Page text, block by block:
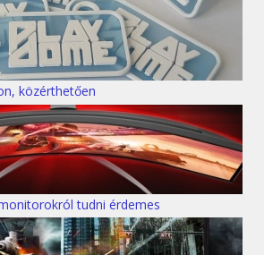
közérthetően
tudni érdemes